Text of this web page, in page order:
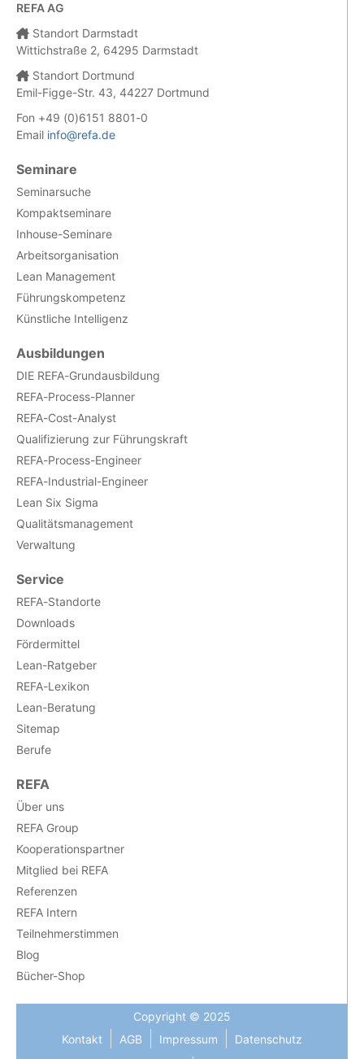
REFA AG
Standort Darmstadt
Wittichstraße 2, 64295 Darmstadt
Standort Dortmund
Emil-Figge-Str. 43, 44227 Dortmund
Fon +49 (0)6151 8801-0
Email info@refa.de
Seminare
Seminarsuche
Kompaktseminare
Inhouse-Seminare
Arbeitsorganisation
Lean Management
Führungskompetenz
Künstliche Intelligenz
Ausbildungen
DIE REFA-Grundausbildung
REFA-Process-Planner
REFA-Cost-Analyst
Qualifizierung zur Führungskraft
REFA-Process-Engineer
REFA-Industrial-Engineer
Lean Six Sigma
Qualitätsmanagement
Verwaltung
Service
REFA-Standorte
Downloads
Fördermittel
Lean-Ratgeber
REFA-Lexikon
Lean-Beratung
Sitemap
Berufe
REFA
Über uns
REFA Group
Kooperationspartner
Mitglied bei REFA
Referenzen
REFA Intern
Teilnehmerstimmen
Blog
Bücher-Shop
Copyright © 2025
Kontakt
AGB Impressum Datenschutz